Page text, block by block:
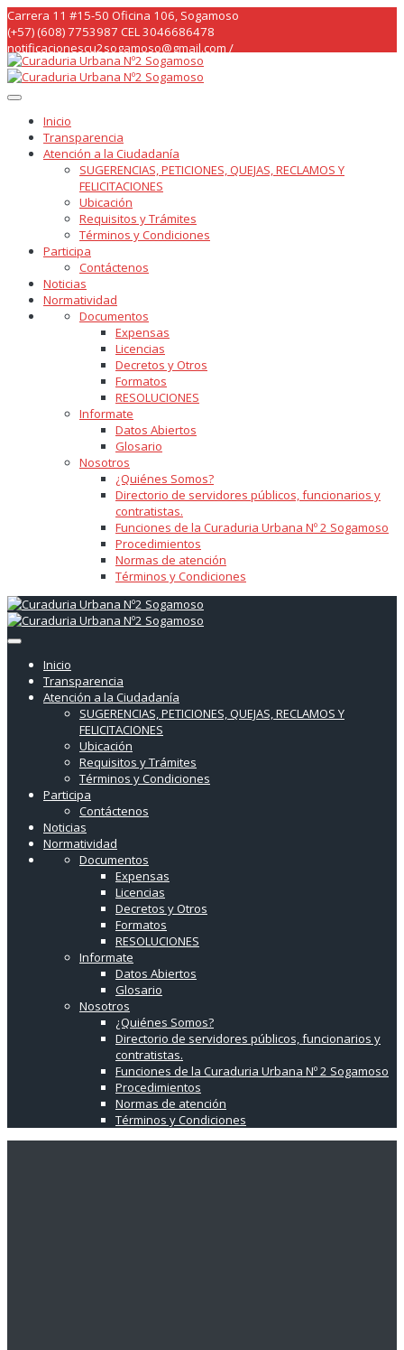
Skip
to
content
Carrera 11 #15-50 Oficina 106, Sogamoso
(+57) (608) 7753987 CEL 3046686478
notificacionescu2sogamoso@gmail.com /
curaduria2sogamoso@gmail.com /
Inicio
Transparencia
Atención a la Ciudadanía
SUGERENCIAS, PETICIONES, QUEJAS, RECLAMOS Y
FELICITACIONES
Ubicación
Requisitos y Trámites
Términos y Condiciones
Participa
Contáctenos
Noticias
Normatividad
Documentos
Expensas
Licencias
Decretos y Otros
Formatos
RESOLUCIONES
Informate
Datos Abiertos
Glosario
Nosotros
¿Quiénes Somos?
Directorio de servidores públicos, funcionarios y
contratistas.
Funciones de la Curaduria Urbana Nº 2 Sogamoso
Procedimientos
Normas de atención
Términos y Condiciones
Inicio
Transparencia
Atención a la Ciudadanía
SUGERENCIAS, PETICIONES, QUEJAS, RECLAMOS Y
FELICITACIONES
Ubicación
Requisitos y Trámites
Términos y Condiciones
Participa
Contáctenos
Noticias
Normatividad
Documentos
Expensas
Licencias
Decretos y Otros
Formatos
RESOLUCIONES
Informate
Datos Abiertos
Glosario
Nosotros
¿Quiénes Somos?
Directorio de servidores públicos, funcionarios y
contratistas.
Funciones de la Curaduria Urbana Nº 2 Sogamoso
Procedimientos
Normas de atención
Términos y Condiciones